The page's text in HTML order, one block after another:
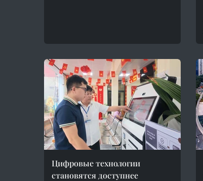
Цифровые технологии
становятся доступнее